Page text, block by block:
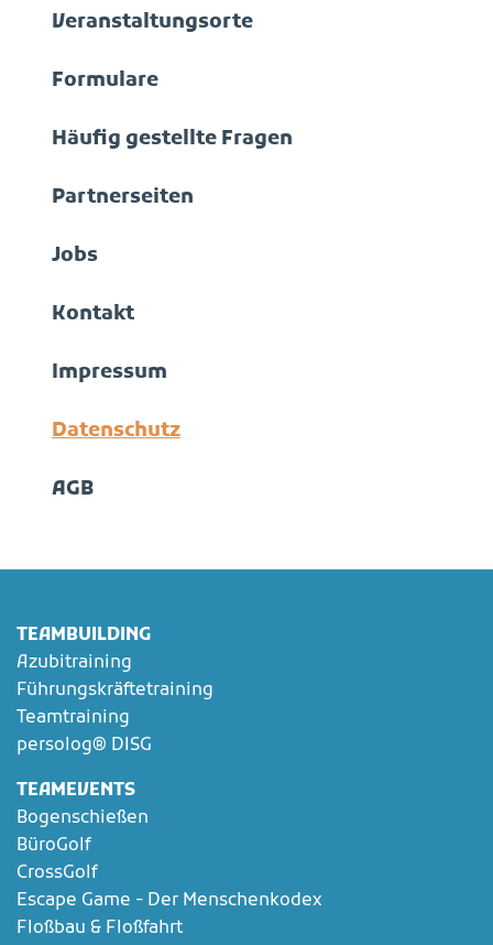
Veranstaltungsorte
Formulare
Häufig gestellte Fragen
Partnerseiten
Jobs
Kontakt
Impressum
Datenschutz
AGB
TEAMBUILDING
Azubitraining
Führungskräftetraining
Teamtraining
persolog® DISG
TEAMEVENTS
Bogenschießen
BüroGolf
CrossGolf
Escape Game - Der Menschenkodex
Floßbau & Floßfahrt